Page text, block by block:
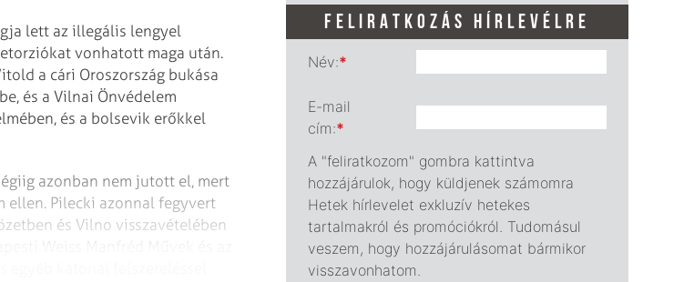
lett az illegális lengyel
vonhatott maga után.
a cári Oroszország bukása
és a Vilnai Önvédelem
és a bolsevik erőkkel
azonban nem jutott el, mert
Pilecki azonnal fegyvert
és Vilno visszavételében
FELIRATKOZÁS HÍRLEVÉLRE
Név:*
E-mail
cím:*
A "feliratkozom" gombra kattintva
hozzájárulok, hogy küldjenek számomra
Hetek hírlevelet exkluzív hetekes
tartalmakról és promóciókról. Tudomásul
veszem, hogy hozzájárulásomat bármikor
visszavonhatom.